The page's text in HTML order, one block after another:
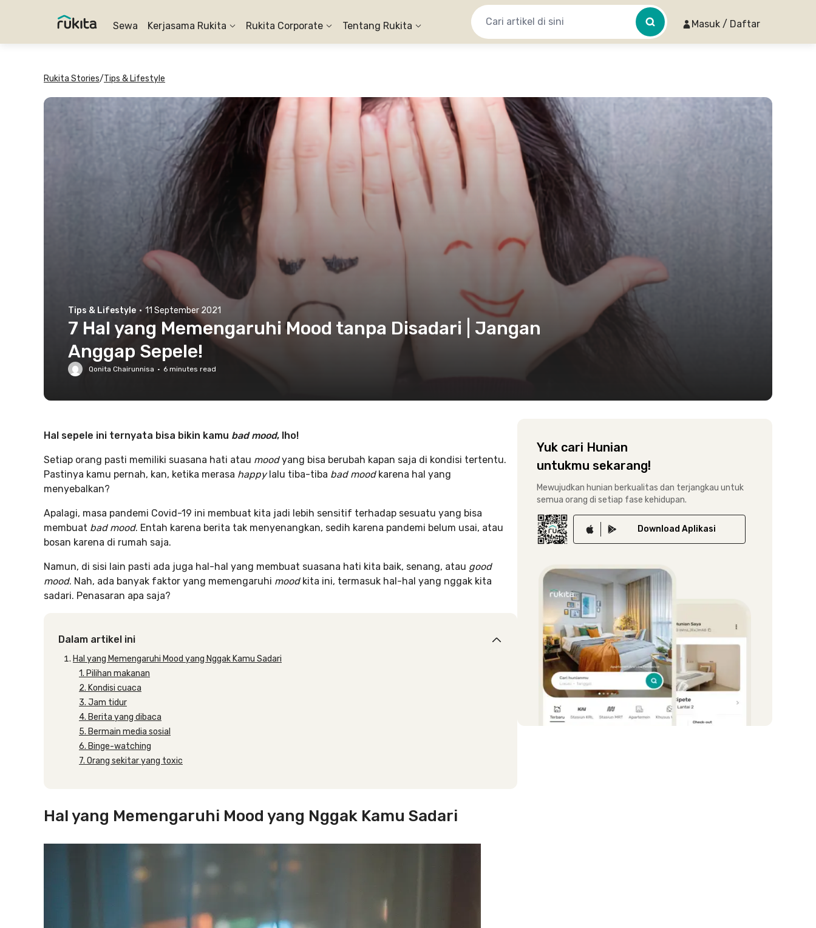
Sewa Kerjasama Rukita Rukita Corporate Tentang Rukita Masuk / Daftar
Rukita Stories/Tips & Lifestyle
Tips & Lifestyle · 11 September 2021
7 Hal yang Memengaruhi Mood tanpa Disadari | Jangan
Anggap Sepele!
Qonita Chairunnisa · 6 minutes read
Hal sepele ini ternyata bisa bikin kamu bad mood, lho!
Setiap orang pasti memiliki suasana hati atau moodyang bisa berubah kapan saja di kondisi tertentu.
Pastinya kamu pernah, kan, ketika merasa happylalu tiba-tiba bad mood karena hal yang
menyebalkan?
Apalagi, masa pandemi Covid-19 ini membuat kita jadi lebih sensitif terhadap sesuatu yang bisa
membuat bad mood. Entah karena berita tak menyenangkan, sedih karena pandemi belum usai, atau
bosan karena di rumah saja.
Namun, di sisi lain pasti ada juga hal-hal yang membuat suasana hati kita baik, senang, atau good
mood. Nah, ada banyak faktor yang memengaruhi mood kita ini, termasuk hal-hal yang nggak kita
sadari. Penasaran apa saja?
Dalam artikel ini
Hal yang Memengaruhi Mood yang Nggak Kamu Sadari
1. Pilihan makanan
2. Kondisi cuaca
3. Jam tidur
4. Berita yang dibaca
5. Bermain media sosial
6. Binge-watching
7. Orang sekitar yang toxic
Hal yang Memengaruhi Mood yang Nggak Kamu Sadari
Yuk cari Hunian
untukmu sekarang!
Mewujudkan hunian berkualitas dan terjangkau untuk
semua orang di setiap fase kehidupan.
Download Aplikasi